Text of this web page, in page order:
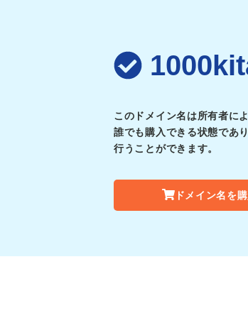
このドメイン名は所有者に
誰でも購入できる状態であ
行うことができます。
ドメイン名を